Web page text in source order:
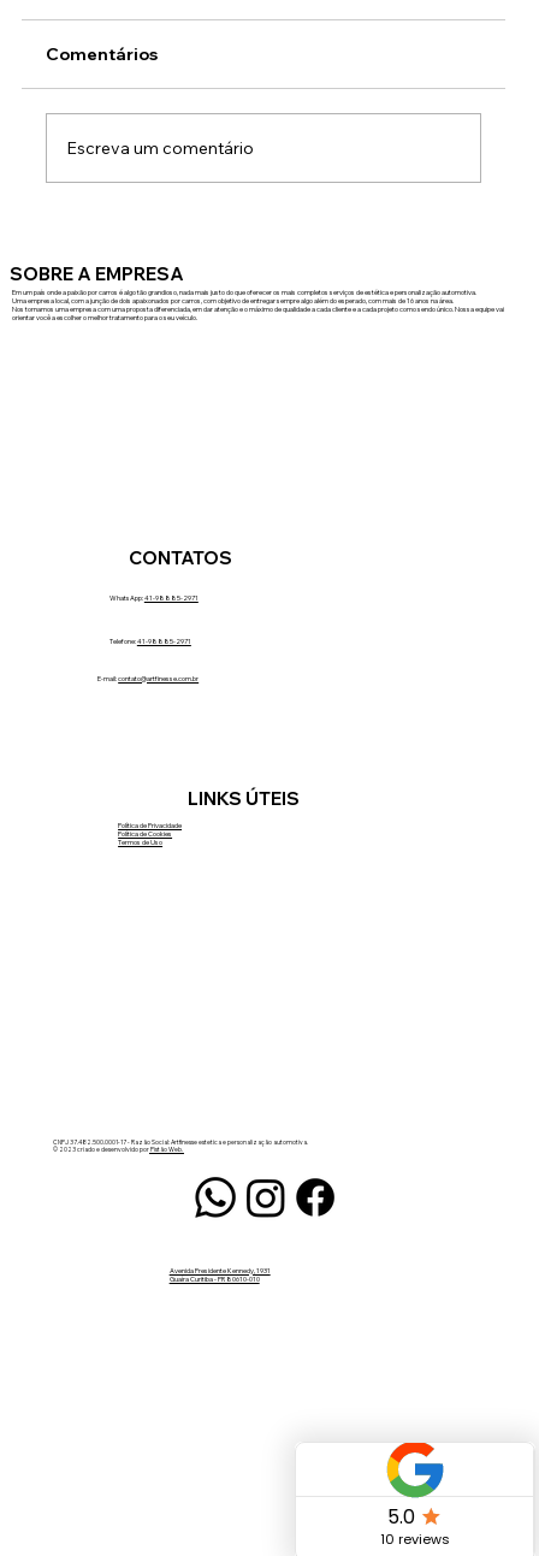
premium para carros premium
Comentários
Escreva um comentário
SOBRE A EMPRESA
Em um país onde a paixão por carros é algo tão grandioso, nada mais justo do que oferecer os mais completos serviços de estética e personalização automotiva.
Uma empresa local, com a junção de dois apaixonados por carros, com objetivo de entregar sempre algo além do esperado, com mais de 16 anos na área.
Nos tornamos uma empresa com uma proposta diferenciada, em dar atenção e o máximo de qualidade a cada cliente e a cada projeto como sendo único. Nossa equipe vai
orientar você a escolher o melhor tratamento para o seu veículo.
LINKS ÚTEIS
Política de Privacidade
Política de Cookies
Termos de Uso
CONTATOS
Telefone:41-98885-2971
WhatsApp:41-98885-2971
Avenida Presidente Kennedy, 1931
Guaíra Curitiba - PR 80610-010
E-mail:contato@artfinesse.com.br
CNPJ 37.482.500.0001-17 - Razão Social: Artfinesse estetica e personalização automotiva.
© 2023 criado e desenvolvido porPistão Web.